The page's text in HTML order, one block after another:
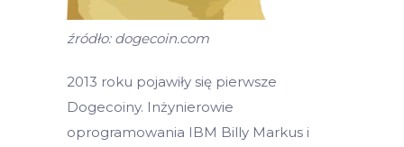
źródło: dogecoin.com
2013 roku pojawiły się pierwsze
Dogecoiny. Inżynierowie
oprogramowania IBM Billy Markus i